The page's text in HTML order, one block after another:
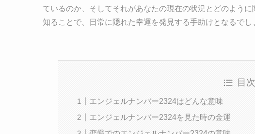
ているのか、そしてそれがあなたの現在の状況とどのよう
知ることで、日常に隠れた幸運を発見する手助けとなるでし
目次
エンジェルナンバー2324はどんな意味
エンジェルナンバー2324を見た時の金運